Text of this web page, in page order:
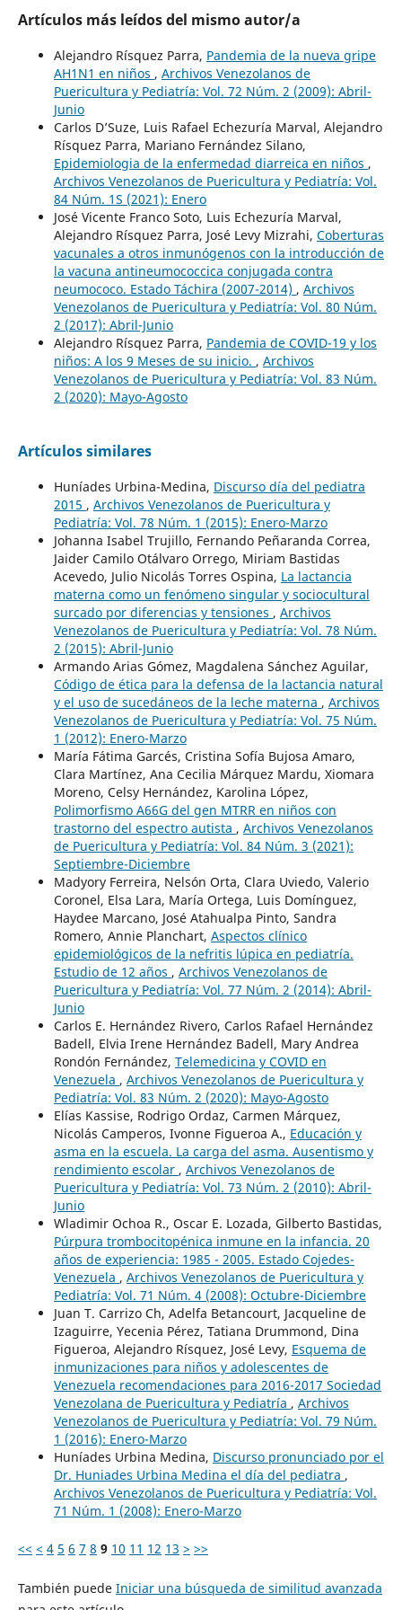
Artículos más leídos del mismo autor/a
Alejandro Rísquez Parra, Pandemia de la nueva gripe
AH1N1 en niños , Archivos Venezolanos de
Puericultura y Pediatría: Vol. 72 Núm. 2 (2009): Abril-
Junio
Carlos D’Suze, Luis Rafael Echezuría Marval, Alejandro
Rísquez Parra, Mariano Fernández Silano,
Epidemiologia de la enfermedad diarreica en niños ,
Archivos Venezolanos de Puericultura y Pediatría: Vol.
84 Núm. 1S (2021): Enero
José Vicente Franco Soto, Luis Echezuría Marval,
Alejandro Rísquez Parra, José Levy Mizrahi, Coberturas
vacunales a otros inmunógenos con la introducción de
la vacuna antineumococcica conjugada contra
neumococo. Estado Táchira (2007-2014) , Archivos
Venezolanos de Puericultura y Pediatría: Vol. 80 Núm.
2 (2017): Abril-Junio
Alejandro Rísquez Parra, Pandemia de COVID-19 y los
niños: A los 9 Meses de su inicio. , Archivos
Venezolanos de Puericultura y Pediatría: Vol. 83 Núm.
2 (2020): Mayo-Agosto
Artículos similares
Huníades Urbina-Medina, Discurso día del pediatra
2015 , Archivos Venezolanos de Puericultura y
Pediatría: Vol. 78 Núm. 1 (2015): Enero-Marzo
Johanna Isabel Trujillo, Fernando Peñaranda Correa,
Jaider Camilo Otálvaro Orrego, Miriam Bastidas
Acevedo, Julio Nicolás Torres Ospina, La lactancia
materna como un fenómeno singular y sociocultural
surcado por diferencias y tensiones , Archivos
Venezolanos de Puericultura y Pediatría: Vol. 78 Núm.
2 (2015): Abril-Junio
Armando Arias Gómez, Magdalena Sánchez Aguilar,
Código de ética para la defensa de la lactancia natural
y el uso de sucedáneos de la leche materna , Archivos
Venezolanos de Puericultura y Pediatría: Vol. 75 Núm.
1 (2012): Enero-Marzo
María Fátima Garcés, Cristina Sofía Bujosa Amaro,
Clara Martínez, Ana Cecilia Márquez Mardu, Xiomara
Moreno, Celsy Hernández, Karolina López,
Polimorfismo A66G del gen MTRR en niños con
trastorno del espectro autista , Archivos Venezolanos
de Puericultura y Pediatría: Vol. 84 Núm. 3 (2021):
Septiembre-Diciembre
Madyory Ferreira, Nelsón Orta, Clara Uviedo, Valerio
Coronel, Elsa Lara, María Ortega, Luis Domínguez,
Haydee Marcano, José Atahualpa Pinto, Sandra
Romero, Annie Planchart, Aspectos clínico
epidemiológicos de la nefritis lúpica en pediatría.
Estudio de 12 años , Archivos Venezolanos de
Puericultura y Pediatría: Vol. 77 Núm. 2 (2014): Abril-
Junio
Carlos E. Hernández Rivero, Carlos Rafael Hernández
Badell, Elvia Irene Hernández Badell, Mary Andrea
Rondón Fernández, Telemedicina y COVID en
Venezuela , Archivos Venezolanos de Puericultura y
Pediatría: Vol. 83 Núm. 2 (2020): Mayo-Agosto
Elías Kassise, Rodrigo Ordaz, Carmen Márquez,
Nicolás Camperos, Ivonne Figueroa A., Educación y
asma en la escuela. La carga del asma. Ausentismo y
rendimiento escolar , Archivos Venezolanos de
Puericultura y Pediatría: Vol. 73 Núm. 2 (2010): Abril-
Junio
Wladimir Ochoa R., Oscar E. Lozada, Gilberto Bastidas,
Púrpura trombocitopénica inmune en la infancia. 20
años de experiencia: 1985 - 2005. Estado Cojedes-
Venezuela , Archivos Venezolanos de Puericultura y
Pediatría: Vol. 71 Núm. 4 (2008): Octubre-Diciembre
Juan T. Carrizo Ch, Adelfa Betancourt, Jacqueline de
Izaguirre, Yecenia Pérez, Tatiana Drummond, Dina
Figueroa, Alejandro Rísquez, José Levy, Esquema de
inmunizaciones para niños y adolescentes de
Venezuela recomendaciones para 2016-2017 Sociedad
Venezolana de Puericultura y Pediatría , Archivos
Venezolanos de Puericultura y Pediatría: Vol. 79 Núm.
1 (2016): Enero-Marzo
Huníades Urbina Medina, Discurso pronunciado por el
Dr. Huniades Urbina Medina el día del pediatra ,
Archivos Venezolanos de Puericultura y Pediatría: Vol.
71 Núm. 1 (2008): Enero-Marzo
<< < 4 5 6 7 8 9 10 11 12 13 > >>
También puede Iniciar una búsqueda de similitud avanzada